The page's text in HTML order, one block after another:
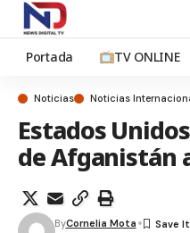
Portada TV ONLINE
Noticias Noticias
Estados
de Afganistán
ByCornelia Mota